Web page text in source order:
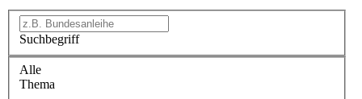
Suchbegriff
Alle
Thema